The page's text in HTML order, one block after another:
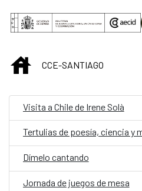
Saltar al contenido principal
INICIOCCE-SANTIAGO
Visita a Chile de Irene Solà
Tertulias de poesía, ciencia y
Dímelo cantando
Jornada de juegos de mesa